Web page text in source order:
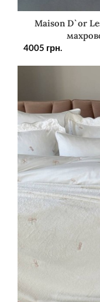
Maison D`or
4005 грн.